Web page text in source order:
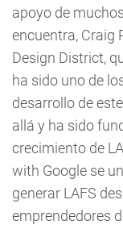
apoyo de
encuentra, Craig
Design District,
ha sido uno de
desarrollo de
allá y ha sido
crecimiento de
with Google se
generar LAFS
emprendedores